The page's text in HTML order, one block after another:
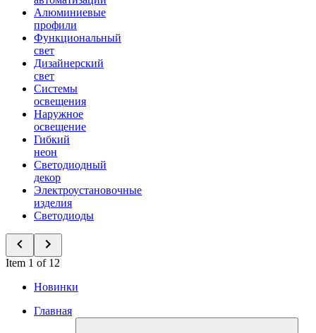
Алюминиевые
профили
Функциональный
свет
Дизайнерский
свет
Системы
освещения
Наружное
освещение
Гибкий
неон
Светодиодный
декор
Электроустановочные
изделия
Светодиоды
Item 1 of 12
Новинки
Главная